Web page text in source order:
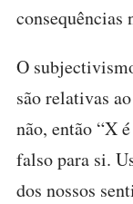
consequências
O
são relativas
não, então “X
falso para si.
dos nossos